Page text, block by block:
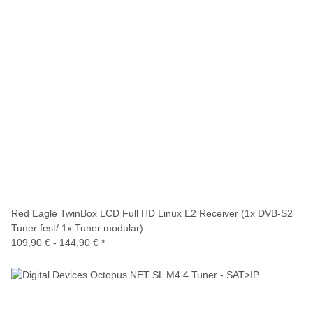
Red Eagle TwinBox LCD Full HD Linux E2 Receiver (1x DVB-S2
Tuner fest/ 1x Tuner modular)
109,90 € - 144,90 € *